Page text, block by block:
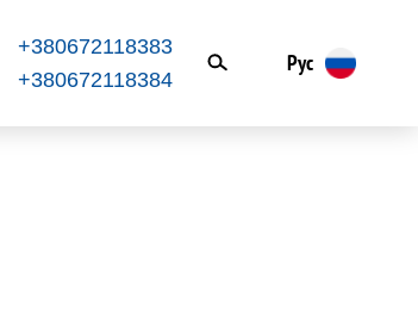
+380672118383
+380672118384
Рус